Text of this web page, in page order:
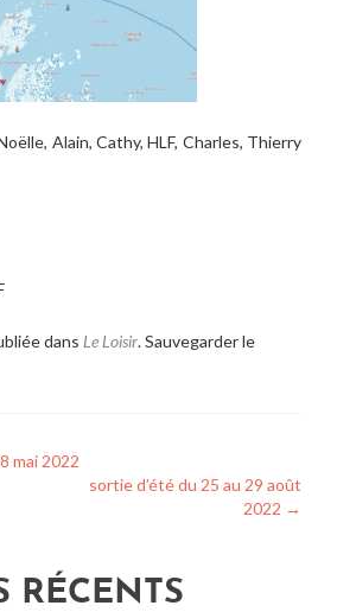
Alain, Cathy, HLF, Charles, Thierry
dans Le Loisir. Sauvegarder le
mai 2022
sortie d’été du 25 au 29 août
2022 →
RÉCENTS